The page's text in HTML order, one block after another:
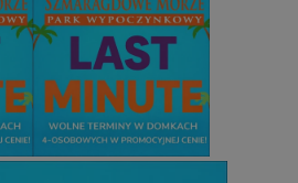
Niesklasyfikowane